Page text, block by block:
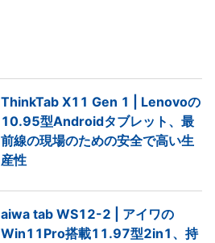
ThinkTab X11 Gen 1 | Lenovoの
10.95型Androidタブレット、最
前線の現場のための安全で高い生
産性
aiwa tab WS12-2 | アイワの
Win11Pro搭載11.97型2in1、持